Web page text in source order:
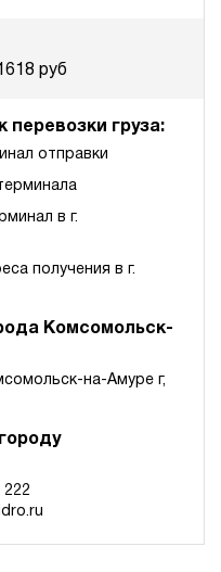
руб
груза:
отправки
в г.
получения в г.
Комсомольск-
на-Амуре г,
222